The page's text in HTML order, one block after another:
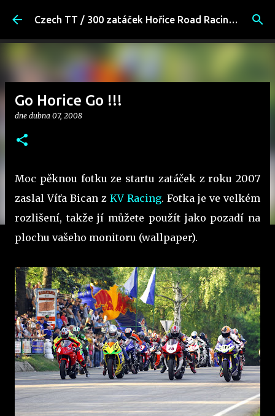
Přeskočit na hlavní obsah Czech TT / 300 zatáček Hořice Road Racing Fans
Go Horice Go !!!
dne dubna 07, 2008
Moc pěknou fotku ze startu zatáček z roku 2007
zaslal Víťa Bican z KV Racing. Fotka je ve velkém
rozlišení, takže jí můžete použít jako pozadí na
plochu vašeho monitoru (wallpaper).